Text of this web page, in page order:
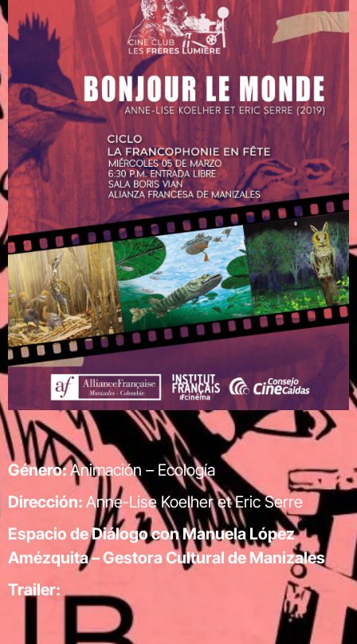
Género:Animación – Ecología
Dirección: Anne-Lise Koelher et Eric Serre
Espacio de Diálogo con Manuela López
Amézquita – Gestora Cultural de Manizales
Trailer: